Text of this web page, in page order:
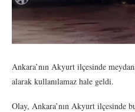
Ankara’nın Akyurt ilçesinde
alarak kullanılamaz hale geldi.
Olay, Ankara’nın Akyurt ilçesinde